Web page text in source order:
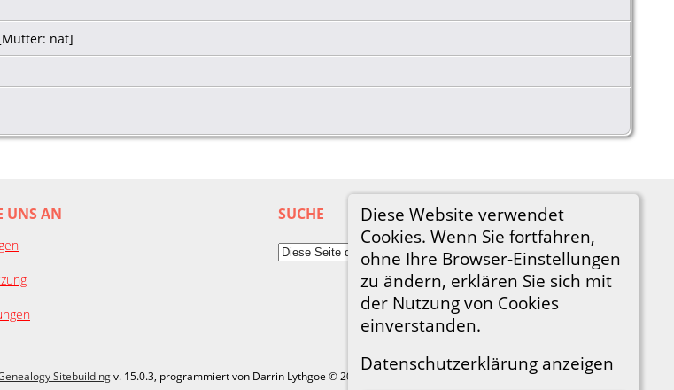
Diese Website verwendet
Cookies. Wenn Sie fortfahren,
ohne Ihre Browser-Einstellungen
zu ändern, erklären Sie sich mit
der Nutzung von Cookies
einverstanden.
Datenschutzerklärung anzeigen
nat]
UNS AN SUCHE
Sitebuildingv. 15.0.3, programmiert von Darrin Lythgoe © 2001-2026.